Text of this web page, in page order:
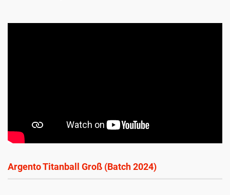
Argento Titanball Groß (Batch 2024)